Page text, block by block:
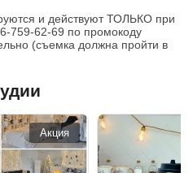
и действуют ТОЛЬКО при
759-62-69 по промокоду
(съемка должна пройти в
Акция